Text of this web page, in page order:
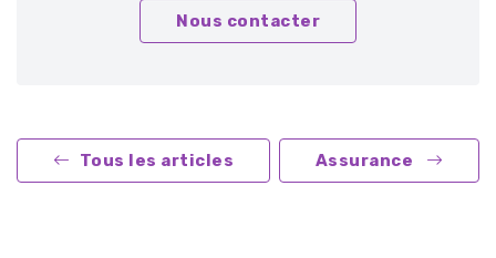
Nous contacter
Tous les articles Assurance